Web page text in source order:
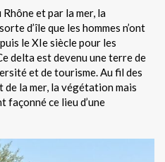
et par la mer, la
d’île que les hommes n’ont
le XIe siècle pour les
delta est devenu une terre de
et de tourisme. Au fil des
de la mer, la végétation mais
façonné ce lieu d’une